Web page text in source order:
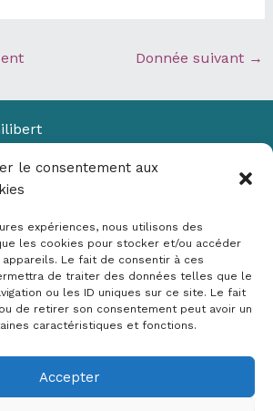
le consentement aux
expériences, nous utilisons des
les cookies pour stocker et/ou accéder
Le fait de consentir à ces
de traiter des données telles que le
ou les ID uniques sur ce site. Le fait
de retirer son consentement peut avoir un
caractéristiques et fonctions.
Accepter
Donnée suivant →
paca.org
Mentions légales